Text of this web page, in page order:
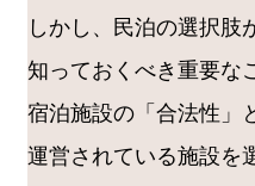
しかし、民泊の選択肢
知っておくべき重要な
宿泊施設の「合法性」
運営されている施設を